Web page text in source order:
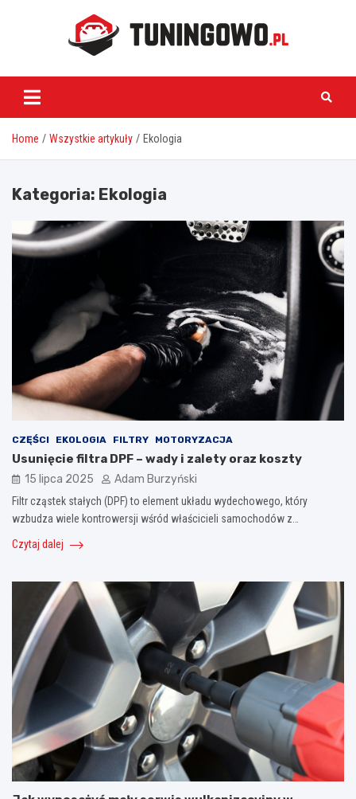
tuningowo.pl
Home Wszystkie artykuły Ekologia
Kategoria: Ekologia
CZĘŚCI EKOLOGIA FILTRY MOTORYZACJA
Usunięcie filtra DPF – wady i zalety oraz koszty
15 lipca 2025 Adam Burzyński
Filtr cząstek stałych (DPF) to element układu wydechowego, który
wzbudza wiele kontrowersji wśród właścicieli samochodów z…
Czytaj dalej